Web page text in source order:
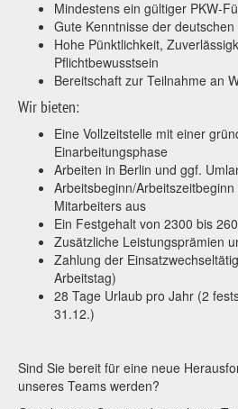
Mindestens ein gültiger PKW-
Gute Kenntnisse der
Hohe Pünktlichkeit,
Pflichtbewusstsein
Bereitschaft zur Teilnahme an
Wir bieten:
Eine Vollzeitstelle mit einer
Einarbeitungsphase
Arbeiten in Berlin und ggf.
Arbeitsbeginn/
Mitarbeiters aus
Ein Festgehalt von 2300 bis
Zusätzliche Leistungsprämien
Zahlung der
Arbeitstag)
28 Tage Urlaub pro Jahr (2
31.12.)
Sind Sie bereit für eine neue
unseres Teams werden?